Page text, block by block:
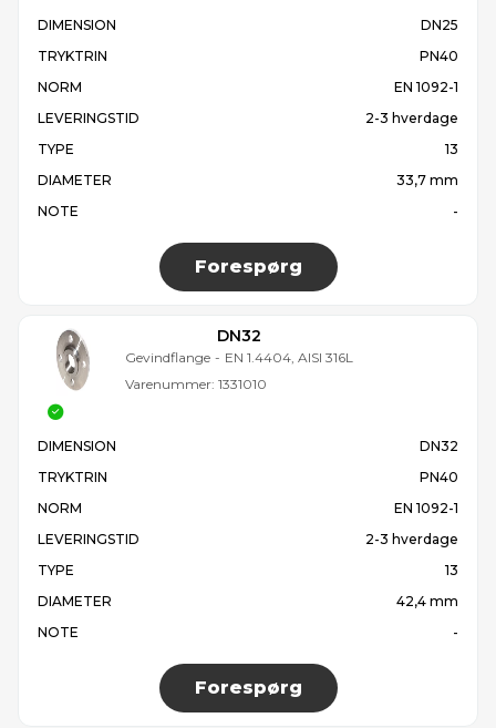
DIMENSION
DN25
TRYKTRIN
PN40
NORM
EN 1092-1
LEVERINGSTID
2-3 hverdage
TYPE
13
DIAMETER
33,7 mm
NOTE
-
Forespørg
DN32
Gevindflange - EN 1.4404, AISI 316L
Varenummer: 1331010
DIMENSION
DN32
TRYKTRIN
PN40
NORM
EN 1092-1
LEVERINGSTID
2-3 hverdage
TYPE
13
DIAMETER
42,4 mm
NOTE
-
Forespørg